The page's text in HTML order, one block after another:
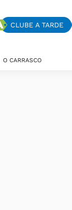
CLUBE A TARDE
O CARRASCO